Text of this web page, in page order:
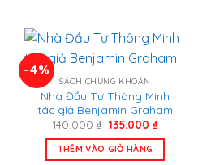
-4%
SÁCH CHỨNG KHOÁN
Nhà Đầu Tư Thông Minh
tác giả Benjamin Graham
140.000₫ Giá
là:
140.000 ₫.
135.000 ₫Giá
THÊM VÀO GIỎ HÀNG